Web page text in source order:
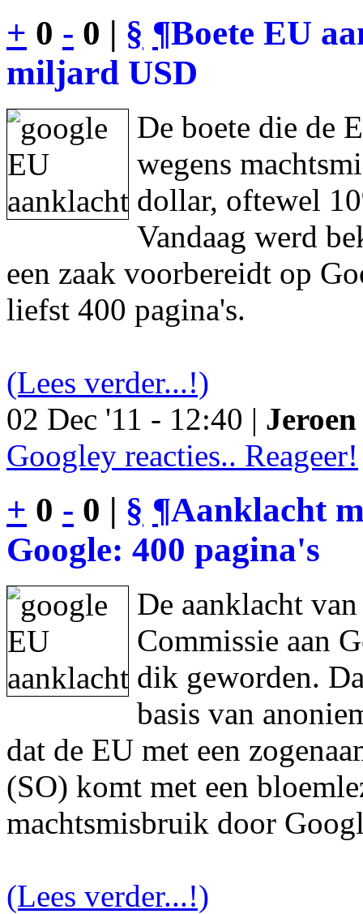
+ 0 - 0 | § ¶Boete EU
miljard USD
De boete die de
wegens
dollar, oftewel
Vandaag werd
een zaak voorbereidt op
liefst 400 pagina's.
(Lees verder...!)
02 Dec '11 - 12:40 |
Googley reacties.. Reageer!
+ 0 - 0 | § ¶Aanklacht
Google: 400 pagina's
De aanklacht
Commissie aan
dik geworden.
basis van
dat de EU met een
(SO) komt met een
machtsmisbruik door
(Lees verder...!)